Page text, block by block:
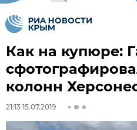
Как на купюре:
колонн
21:13 15.07.2019